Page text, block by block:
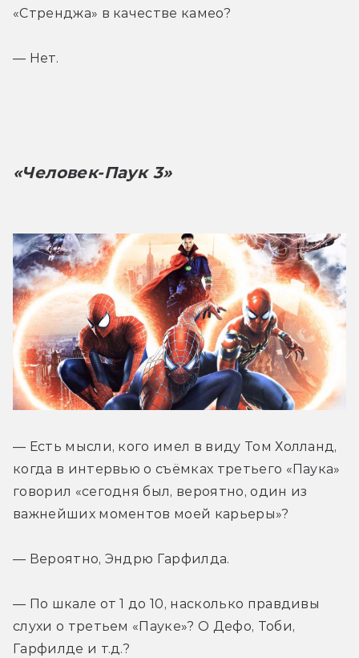
«Стренджа» в качестве камео?
— Нет.
«Человек-Паук 3»
— Есть мысли, кого имел в виду Том Холланд,
когда в интервью о съёмках третьего «Паука»
говорил «сегодня был, вероятно, один из
важнейших моментов моей карьеры»?
— Вероятно, Эндрю Гарфилда.
— По шкале от 1 до 10, насколько правдивы
слухи о третьем «Пауке»? О Дефо, Тоби,
Гарфилде и т.д.?